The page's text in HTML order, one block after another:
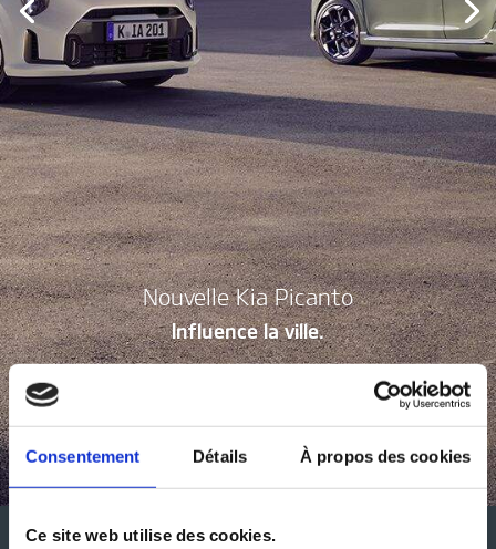
Consentement Détails À propos des cookies
Ce site web utilise des cookies.
Nouvelle Kia Picanto
Influence la ville.